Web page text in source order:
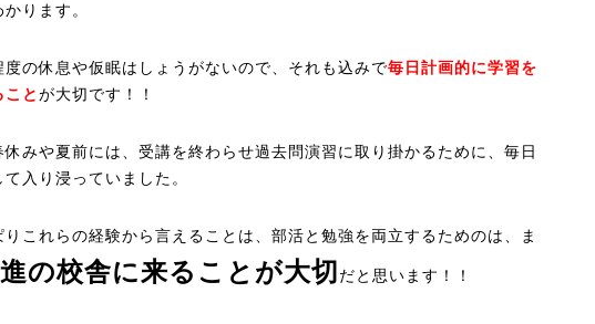
ります。
度の休息や仮眠はしょうがないので、それも込みで毎日計画的に学習を
ことが大切です！！
休みや夏前には、受講を終わらせ過去問演習に取り掛かるために、毎日
て入り浸っていました。
りこれらの経験から言えることは、部活と勉強を両立するためのは、ま
の校舎に来ることが大切 だと思います！！